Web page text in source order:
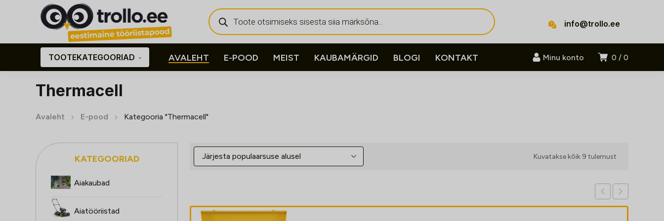
Products
search
info@trollo.ee
0 0
Minu konto
TOOTEKATEGOORIAD AVALEHT E-POOD MEIST KAUBAMÄRGID BLOGI KONTAKT
Thermacell
Avaleht E-pood Kategooria "Thermacell"
KATEGOORIAD
Aiakaubad
Aiatööriistad
Kuvatakse kõik 9 tulemust
järgi